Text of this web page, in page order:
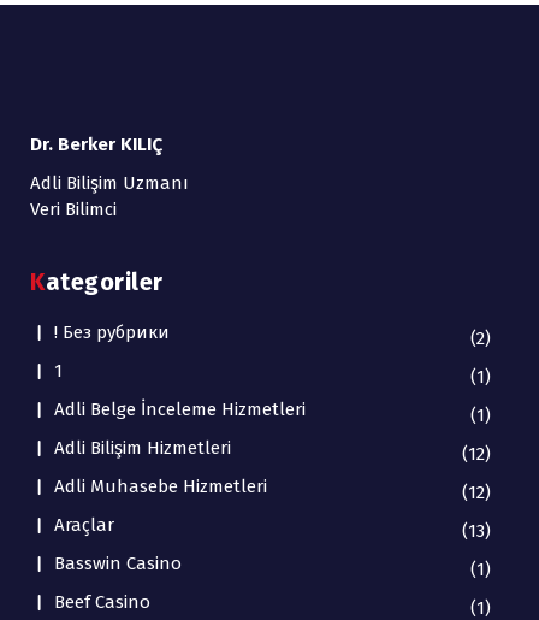
Dr. Berker KILIÇ
Adli Bilişim Uzmanı
Veri Bilimci
Kategoriler
! Без рубрики
(2)
1
(1)
Adli Belge İnceleme Hizmetleri
(1)
Adli Bilişim Hizmetleri
(12)
Adli Muhasebe Hizmetleri
(12)
Araçlar
(13)
Basswin Casino
(1)
Beef Casino
(1)